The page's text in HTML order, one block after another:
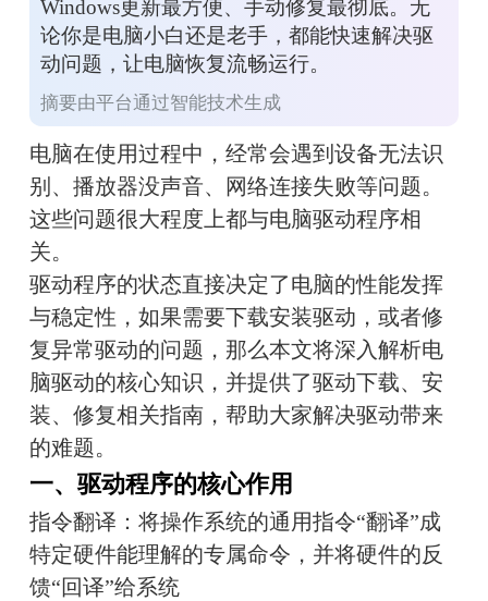
Windows更新最方便、手动修复最彻底。无
论你是电脑小白还是老手，都能快速解决驱
动问题，让电脑恢复流畅运行。
摘要由平台通过智能技术生成
电脑在使用过程中，经常会遇到设备无法识
别、播放器没声音、网络连接失败等问题。
这些问题很大程度上都与电脑驱动程序相
关。
驱动程序的状态直接决定了电脑的性能发挥
与稳定性，如果需要下载安装驱动，或者修
复异常驱动的问题，那么本文将深入解析电
脑驱动的核心知识，并提供了驱动下载、安
装、修复相关指南，帮助大家解决驱动带来
的难题。
一、驱动程序的核心作用
指令翻译：将操作系统的通用指令“翻译”成
特定硬件能理解的专属命令，并将硬件的反
馈“回译”给系统